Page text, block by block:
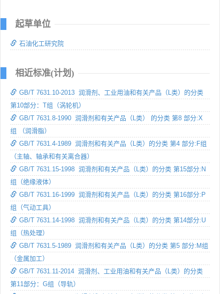
起草单位
石油化工研究院
相近标准(计划)
GB/T 7631.10-2013 润滑剂、工业用油和有关产品（L类）的分类
第10部分：T组（涡轮机）
GB/T 7631.8-1990 润滑剂和有关产品（L类） 的分类 第8 部分:X
组 （润滑脂）
GB/T 7631.4-1989 润滑剂和有关产品（L类）的分类 第4 部分:F组
（主轴、轴承和有关离合器）
GB/T 7631.15-1998 润滑剂和有关产品（L类）的分类 第15部分:N
组（绝缘液体）
GB/T 7631.16-1999 润滑剂和有关产品（L类）的分类 第16部分:P
组（气动工具）
GB/T 7631.14-1998 润滑剂和有关产品（L类）的分类 第14部分:U
组（热处理）
GB/T 7631.5-1989 润滑剂和有关产品（L类）的分类 第5 部分:M组
（金属加工）
GB/T 7631.11-2014 润滑剂、工业用油和有关产品（L类）的分类
第11部分：G组（导轨）